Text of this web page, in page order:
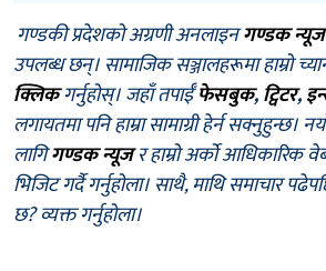
गण्डकी प्रदेशको अग्रणी अनलाइनगण्डक न्यूज
उपलब्ध छन्। सामाजिक सञ्जालहरूमा हाम्रो
क्लिकगर्नुहोस्। जहाँ तपाईँफेसबुक,ट्विटर,
लगायतमा पनि हाम्रा सामाग्री हेर्न सक्नुहुन्छ।
लागिगण्डक न्यूजर हाम्रो अर्को आधिकारिक
भिजिट गर्दै गर्नुहोला। साथै, माथि समाचार
छ? व्यक्त गर्नुहोला।